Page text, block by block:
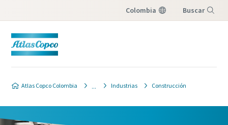
Colombia Buscar
Atlas Copco Colombia Industrias Construcción